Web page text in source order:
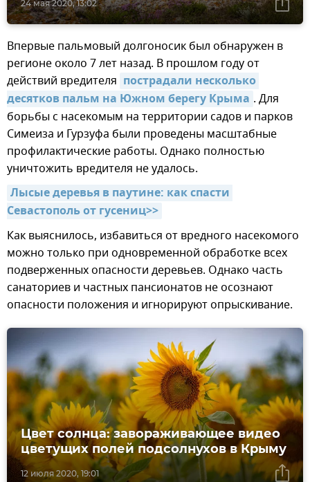
24 мая 2020, 13:02
Впервые пальмовый долгоносик был обнаружен в
регионе около 7 лет назад. В прошлом году от
действий вредителя пострадали несколько
десятков пальм на Южном берегу Крыма . Для
борьбы с насекомым на территории садов и парков
Симеиза и Гурзуфа были проведены масштабные
профилактические работы. Однако полностью
уничтожить вредителя не удалось.
Лысые деревья в паутине: как спасти
Севастополь от гусениц>>
Как выяснилось, избавиться от вредного насекомого
можно только при одновременной обработке всех
подверженных опасности деревьев. Однако часть
санаториев и частных пансионатов не осознают
опасности положения и игнорируют опрыскивание.
12 июля 2020, 19:01
Цвет солнца: завораживающее видео
цветущих полей подсолнухов в Крыму